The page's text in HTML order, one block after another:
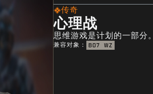
传奇
心理战
思维游戏是计划的一部分。
兼容对象： BO7 WZ